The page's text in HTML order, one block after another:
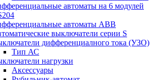
автоматы на 6 модулей
автоматы АВВ
выключатели серии S
дифференциалного тока (УЗО)
Тип АС
нагрузки
Аксессуары